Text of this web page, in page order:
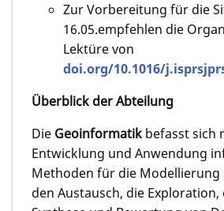
Zur Vorbereitung für die
16.05.empfehlen die
Lektüre von
doi.org/10.1016/
Überblick der Abteilung
Die Geoinformatik befasst sich
Entwicklung und Anwendung
Methoden für die Modellierung
den Austausch, die Exploration,